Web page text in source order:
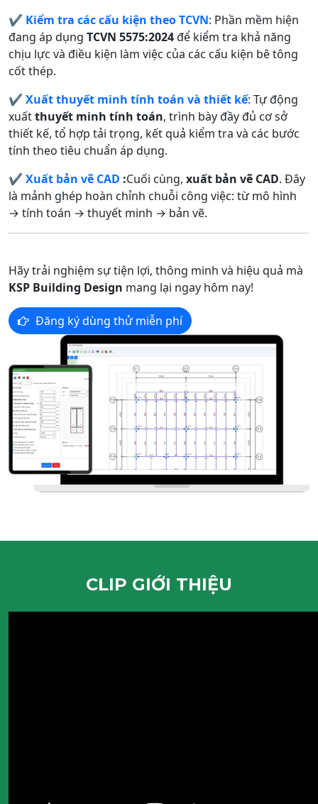
✔️ Kiểm tra các cấu kiện theo TCVN: Phần mềm hiện
đang áp dụng TCVN 5575:2024để kiểm tra khả năng
chịu lực và điều kiện làm việc của các cấu kiện bê tông
cốt thép.
✔️ Xuất thuyết minh tính toán và thiết kế: Tự động
xuấtthuyết minh tính toán, trình bày đầy đủ cơ sở
thiết kế, tổ hợp tải trọng, kết quả kiểm tra và các bước
tính theo tiêu chuẩn áp dụng.
✔️ Xuất bản vẽ CAD :Cuối cùng, xuất bản vẽ CAD. Đây
là mảnh ghép hoàn chỉnh chuỗi công việc: từ mô hình
→ tính toán → thuyết minh → bản vẽ.
Hãy trải nghiệm sự tiện lợi, thông minh và hiệu quả mà
KSP Building Design mang lại ngay hôm nay!
Đăng ký dùng thử miễn phí
CLIP GIỚI THIỆU